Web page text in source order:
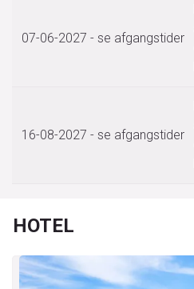
07-06-2027 - se afgangstider
16-08-2027 - se afgangstider
HOTEL